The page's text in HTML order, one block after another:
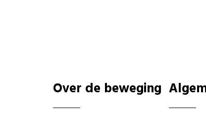
Over de beweging